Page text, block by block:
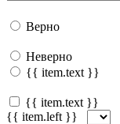
Верно
Неверно
{{ item.text }}
{{ item.text }}
{{ item.left }}